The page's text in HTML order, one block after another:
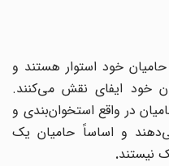
خود استوار هستند و
خود ایفای نقش میکنند.
در واقع استخوان‌بندی و
و اساساً حامیان یک
.